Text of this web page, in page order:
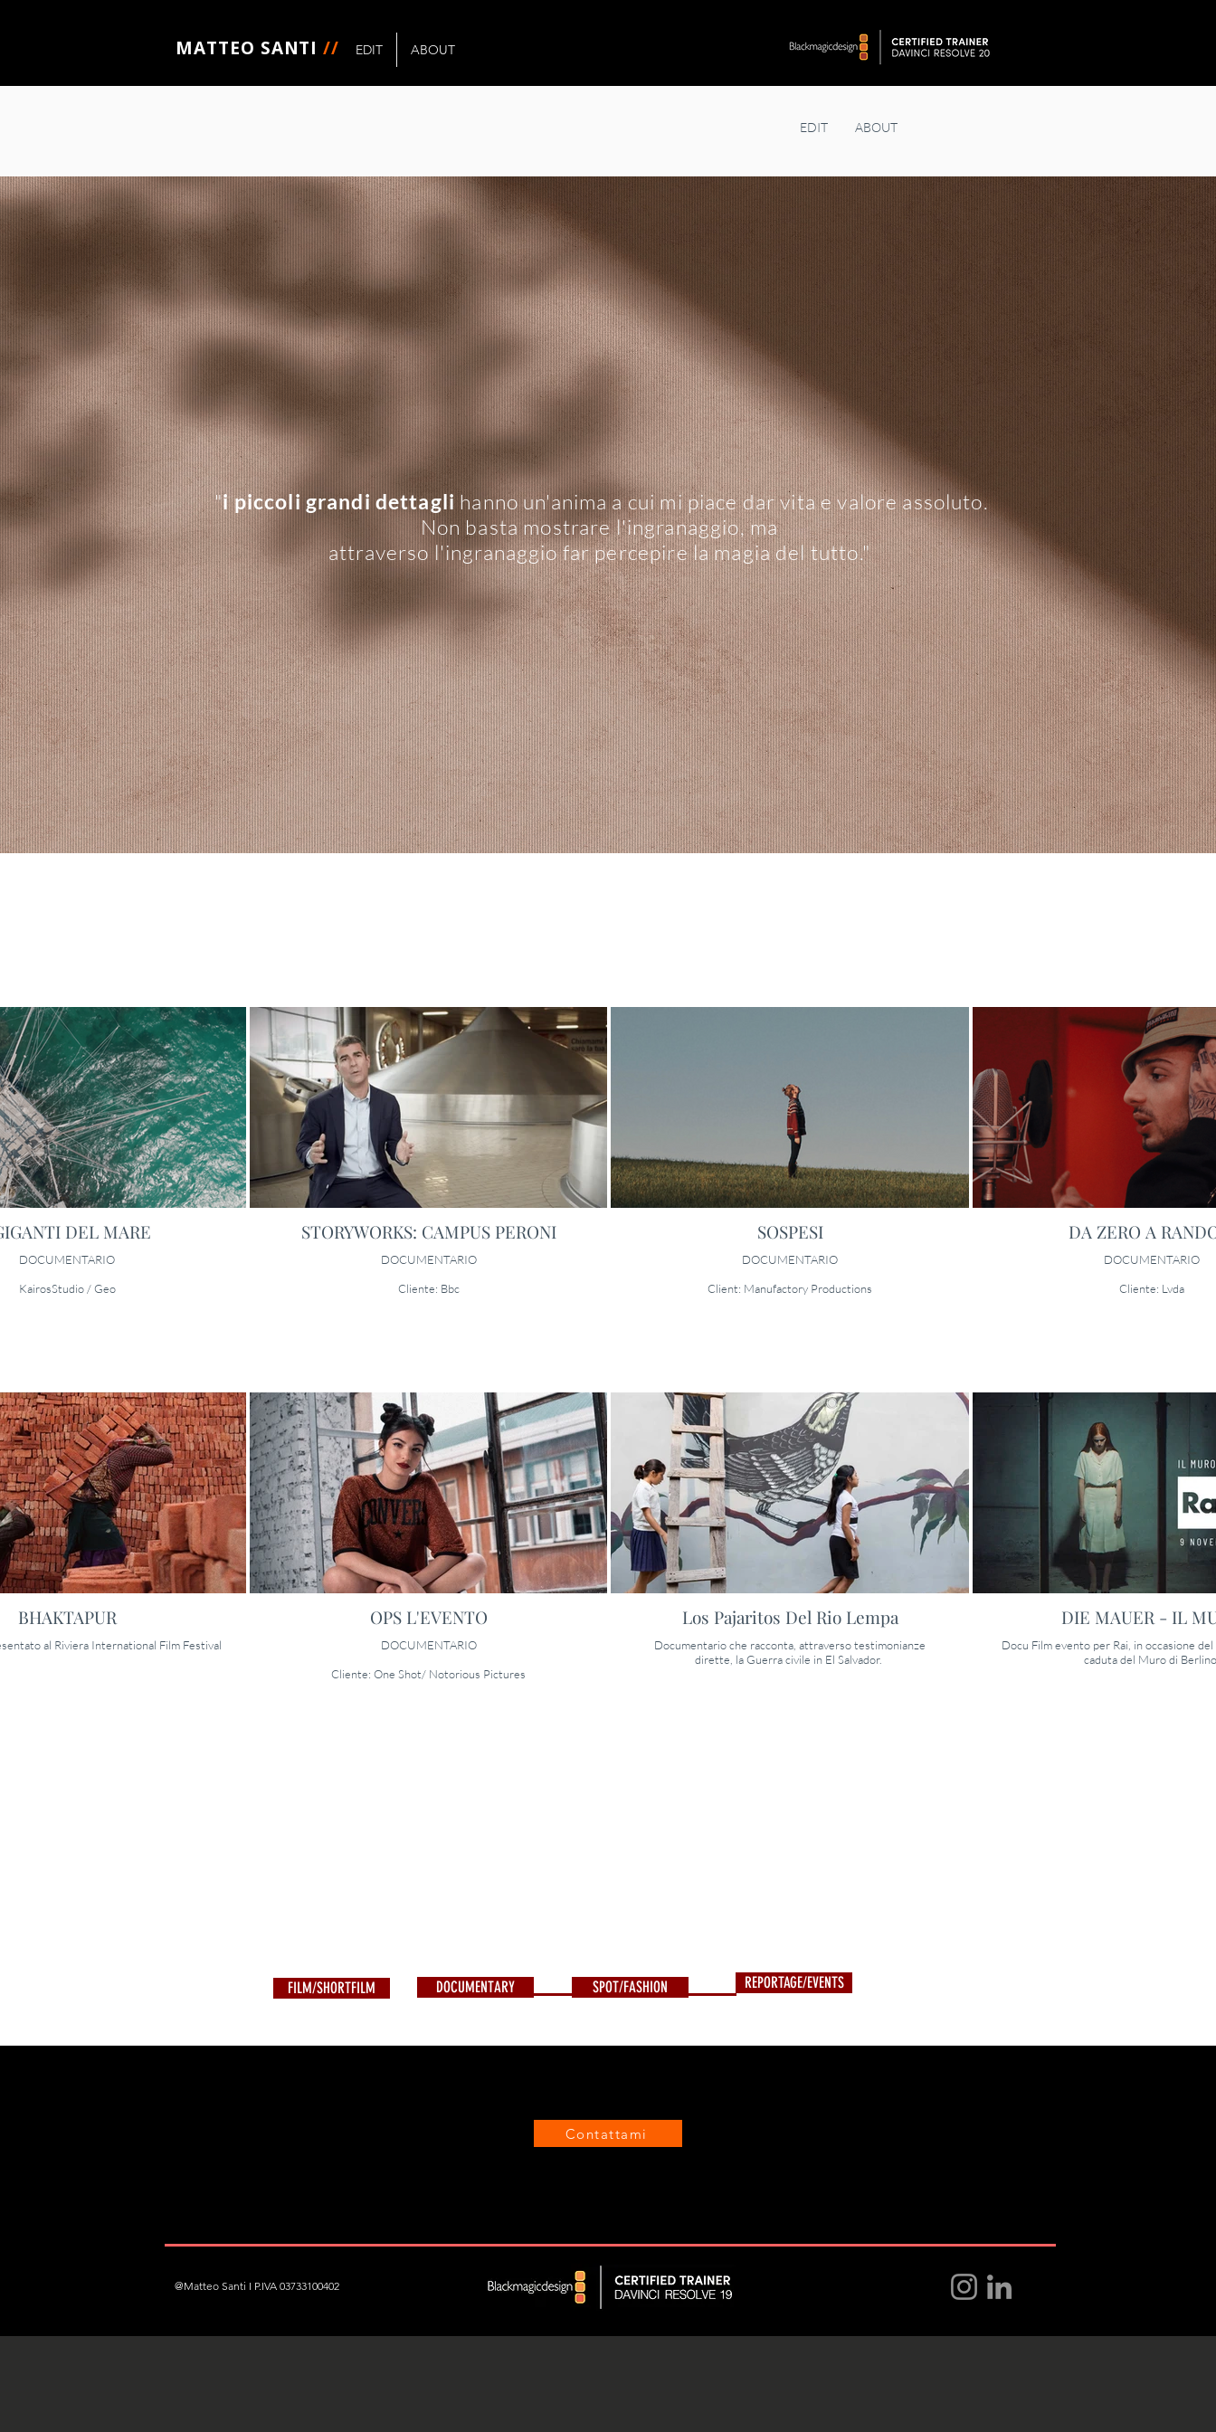
MATTEO SANTI// EDIT ABOUT
EDIT ABOUT
"i piccoli grandi dettagli hanno un'anima a cui mi piace dar vita e valore assoluto.
Non basta mostrare l'ingranaggio, ma
attraverso l'ingranaggio far percepire la magia del tutto."
DEL MARE
DOCUMENTARIO
KairosStudio / Geo
STORYWORKS: CAMPUS PERONI
DOCUMENTARIO
Cliente: Bbc
SOSPESI
DOCUMENTARIO
Client: Manufactory Productions
DA ZERO A
DOCUMENTARIO
Cliente: Lvda
BHAKTAPUR
al Riviera International Film Festival
OPS L'EVENTO
DOCUMENTARIO
Cliente: One Shot/ Notorious Pictures
Los Pajaritos Del Rio Lempa
Documentario che racconta, attraverso testimonianze
dirette, la Guerra civile in El Salvador.
DIE MAUER - IL
Docu Film evento per Rai, in occasione
caduta del Muro di
REPORTAGE/EVENTS
SPOT/FASHION
DOCUMENTARY
FILM/SHORTFILM
Contattami
@Matteo Santi I P.IVA 03733100402